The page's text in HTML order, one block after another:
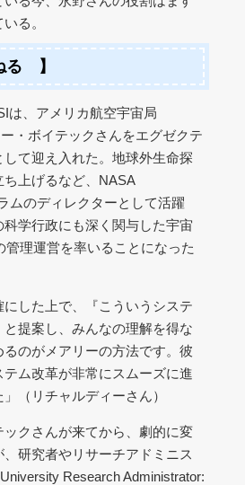
る。
る 】
は、アメリカ航空宇宙局
ー・ボイテックさんをエグゼクテ
して迎え入れた。地球外生命探
上げるなど、NASA
ムのディレクターとして活躍
科学行政にも深く関与した宇宙
管理運営を率いることになった
にした上で、『こういうシステ
と提案し、みんなの理解を得な
のがメアリーの方法です。彼
ム改革が非常にスムーズに進
（リチャルディーさん）
クさんが来てから、劇的に変
研究者やリサーチアドミニス
Research Administrator: